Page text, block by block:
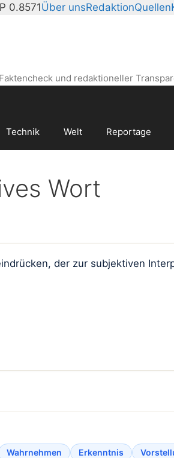
0.8571Über unsRedaktionQuellen
und redaktioneller
Technik Welt Reportage
Wort
der zur subjektiven
Wahrnehmen Erkenntnis